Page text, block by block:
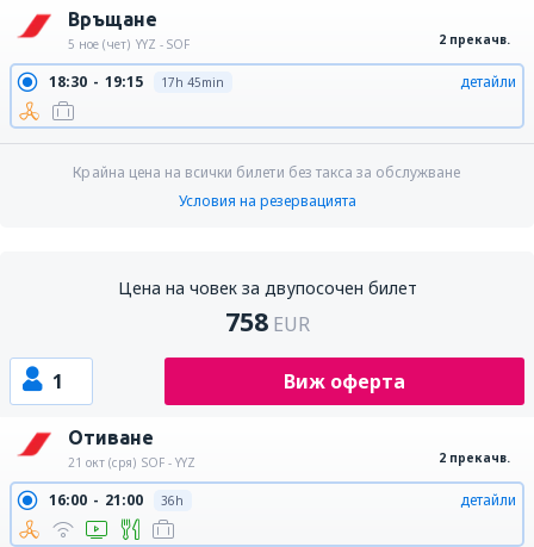
Връщане
5 ное (чет) YYZ - SOF 2 прекачв.
18:30 19:15 17h 45min детайли
Крайна цена на всички билети без такса за обслужване
Условия на резервацията
Цена на човек за двупосочен билет
758 EUR
1 Виж оферта
Отиване
21 окт (сря) SOF - YYZ 2 прекачв.
16:00 21:00 36h детайли